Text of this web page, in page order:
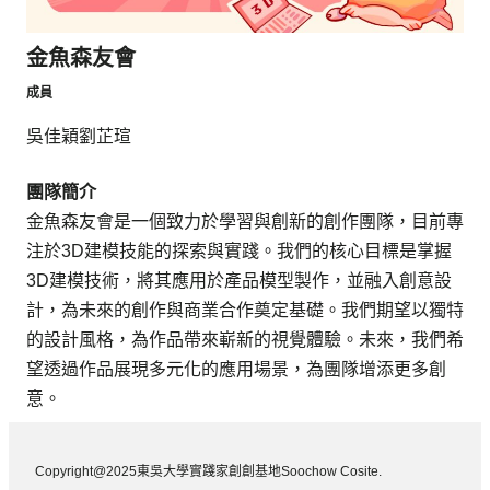
金魚森友會
成員
吳佳穎劉芷瑄
團隊簡介
金魚森友會是一個致力於學習與創新的創作團隊，目前專
注於3D建模技能的探索與實踐。我們的核心目標是掌握
3D建模技術，將其應用於產品模型製作，並融入創意設
計，為未來的創作與商業合作奠定基礎。我們期望以獨特
的設計風格，為作品帶來嶄新的視覺體驗。未來，我們希
望透過作品展現多元化的應用場景，為團隊增添更多創
意。
Copyright@2025東吳大學實踐家創創基地Soochow Cosite.